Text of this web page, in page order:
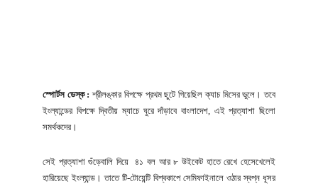
স্পোর্টস ডেস্ক : শ্রীলঙ্কার বিপক্ষে প্রথম ছুটে গিয়েছিল ক্যাচ মিসের ভুলে। তবে
ইংল্যান্ডের বিপক্ষে দ্বিতীয় ম্যাচে ঘুরে দাঁড়াবে বাংলাদেশ, এই প্রত্যাশা ছিলো
সমর্থকদের।
সেই প্রত্যাশা গুঁড়েবালি দিয়ে ৪১ বল আর ৮ উইকেট হাতে রেখে হেসেখেলেই
হারিয়েছে ইংল্যান্ড। তাতে টি-টোয়েন্টি বিশ্বকাপে সেমিফাইনালে ওঠার স্বপ্ন ধূসর